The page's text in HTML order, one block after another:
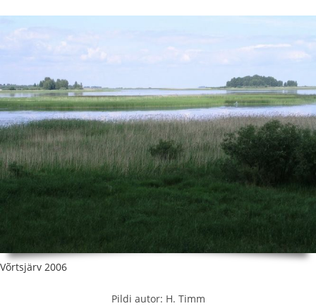
Võrtsjärv 2006
Pildi autor: H. Timm